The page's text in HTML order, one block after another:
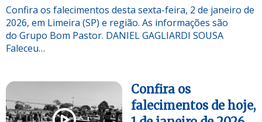
Confira os falecimentos desta sexta-feira, 2 de janeiro de
2026, em Limeira (SP) e região. As informações são
do Grupo Bom Pastor. DANIEL GAGLIARDI SOUSA
Faleceu…
Confira os
falecimentos de hoje,